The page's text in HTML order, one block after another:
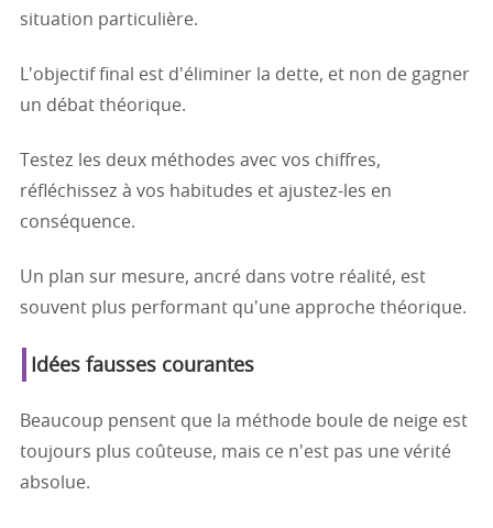
situation particulière.
L'objectif final est d'éliminer la dette, et non de gagner
un débat théorique.
Testez les deux méthodes avec vos chiffres,
réfléchissez à vos habitudes et ajustez-les en
conséquence.
Un plan sur mesure, ancré dans votre réalité, est
souvent plus performant qu'une approche théorique.
Idées fausses courantes
Beaucoup pensent que la méthode boule de neige est
toujours plus coûteuse, mais ce n'est pas une vérité
absolue.